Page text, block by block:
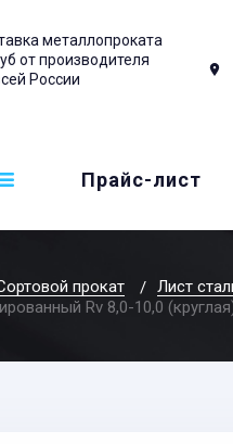
металлопроката
от производителя
России
Прайс-лист
прокат Лист
Rv 8,0-10,0